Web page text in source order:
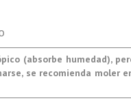
(absorbe humedad),
se recomienda moler